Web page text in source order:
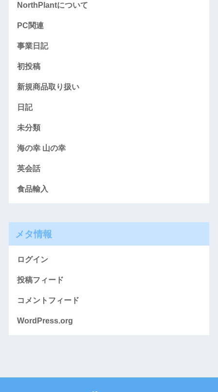
NorthPlantについて
PC関連
事業日記
初投稿
新規商品取り扱い
日記
未分類
海の幸 山の幸
英会話
食品輸入
メタ情報
ログイン
投稿フィード
コメントフィード
WordPress.org